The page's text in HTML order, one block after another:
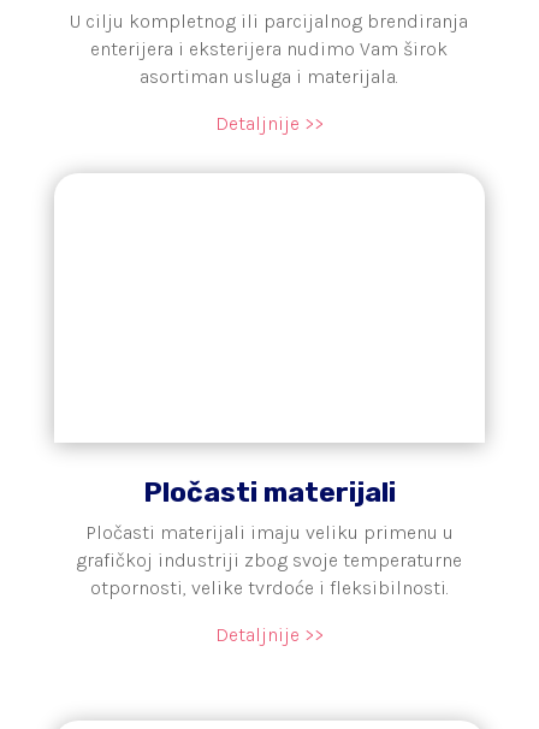
U cilju kompletnog ili parcijalnog brendiranja
enterijera i eksterijera nudimo Vam širok
asortiman usluga i materijala.
Detaljnije >>
Pločasti materijali
Pločasti materijali imaju veliku primenu u
grafičkoj industriji zbog svoje temperaturne
otpornosti, velike tvrdoće i fleksibilnosti.
Detaljnije >>